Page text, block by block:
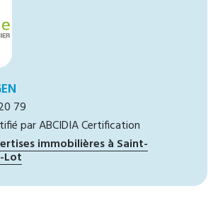
79
par ABCIDIA Certification
immobilières à Saint-
Lot